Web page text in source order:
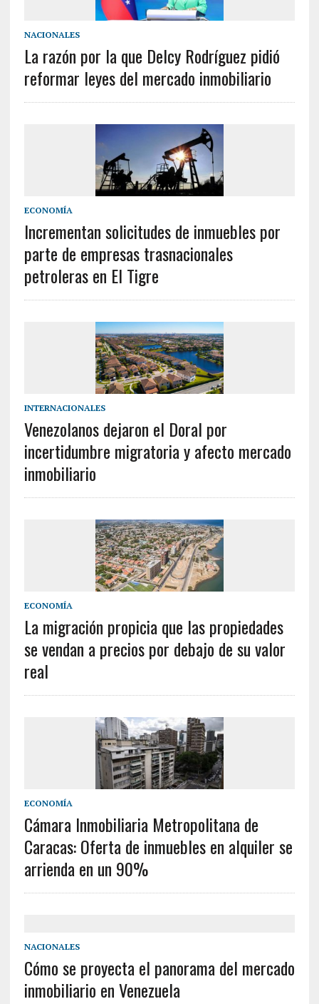
NACIONALES
La razón por la que Delcy Rodríguez pidió
reformar leyes del mercado inmobiliario
ECONOMÍA
Incrementan solicitudes de inmuebles por
parte de empresas trasnacionales
petroleras en El Tigre
INTERNACIONALES
Venezolanos dejaron el Doral por
incertidumbre migratoria y afecto mercado
inmobiliario
ECONOMÍA
La migración propicia que las propiedades
se vendan a precios por debajo de su valor
real
ECONOMÍA
Cámara Inmobiliaria Metropolitana de
Caracas: Oferta de inmuebles en alquiler se
arrienda en un 90%
NACIONALES
Cómo se proyecta el panorama del mercado
inmobiliario en Venezuela